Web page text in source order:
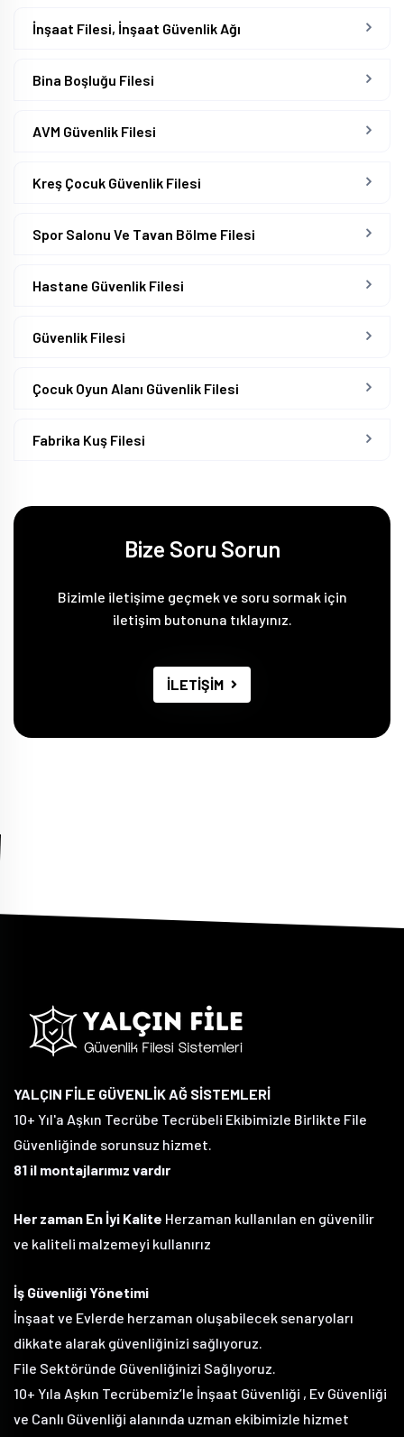
İnşaat Filesi, İnşaat Güvenlik Ağı
Bina Boşluğu Filesi
AVM Güvenlik Filesi
Kreş Çocuk Güvenlik Filesi
Spor Salonu Ve Tavan Bölme Filesi
Hastane Güvenlik Filesi
Güvenlik Filesi
Çocuk Oyun Alanı Güvenlik Filesi
Fabrika Kuş Filesi
Bize Soru Sorun
Bizimle iletişime geçmek ve soru sormak için
iletişim butonuna tıklayınız.
İLETİŞİM
YALÇIN FİLE GÜVENLİK AĞ SİSTEMLERİ
10+ Yıl'a Aşkın Tecrübe Tecrübeli Ekibimizle Birlikte File
Güvenliğinde sorunsuz hizmet.
81 il montajlarımız vardır
Her zaman En İyi Kalite Herzaman kullanılan en güvenilir
ve kaliteli malzemeyi kullanırız
İş Güvenliği Yönetimi
İnşaat ve Evlerde herzaman oluşabilecek senaryoları
dikkate alarak güvenliğinizi sağlıyoruz.
File Sektöründe Güvenliğinizi Sağlıyoruz.
10+ Yıla Aşkın Tecrübemiz’le İnşaat Güvenliği , Ev Güvenliği
ve Canlı Güvenliği alanında uzman ekibimizle hizmet